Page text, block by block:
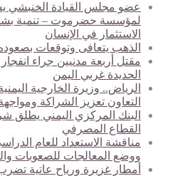
عضو مجلس القيادة الخنبشي
لمؤسسة حضرموت – تنمية
الاستثمار في الإنسان
الذهب يتعافى وتوقعات بصعوده صوب
مقتل أربعة مدنيين جراء
الحديدة غربي اليمن
الرياض.. وزيرة الخارجية
التعاون تعزيز الشراكة
البنك المركزي اليمني يطلق
القطاع المصرفي
مناقشة الاستعداد للعام
ووضع المعالجات للصعوبات
أمطار غزيرة ورياح عاتية